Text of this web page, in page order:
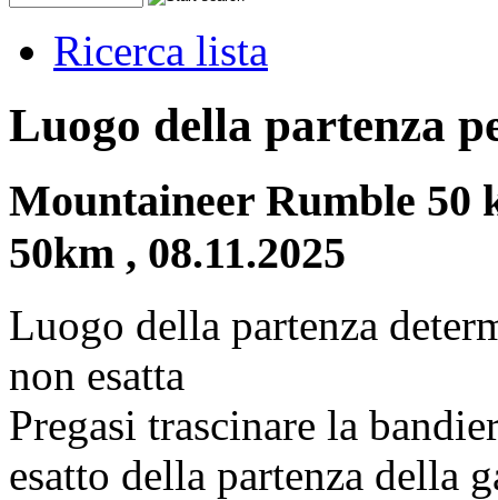
Ricerca lista
Luogo della partenza
Mountaineer Rumble 50
50km , 08.11.2025
Luogo della partenza
non esatta
Pregasi trascinare la
esatto della partenza della